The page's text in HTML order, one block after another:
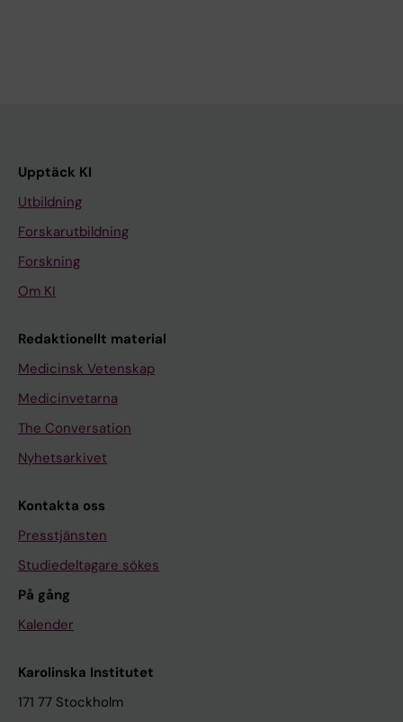
Upptäck KI
Utbildning
Forskarutbildning
Forskning
Om KI
Redaktionellt material
Medicinsk Vetenskap
Medicinvetarna
The Conversation
Nyhetsarkivet
Kontakta oss
Presstjänsten
Studiedeltagare sökes
På gång
Kalender
Karolinska Institutet
171 77 Stockholm